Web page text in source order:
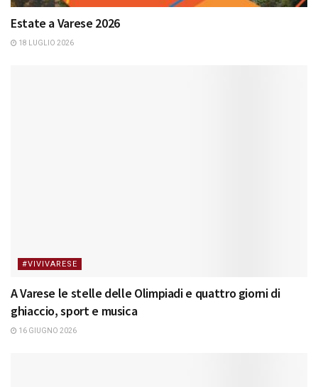
Estate a Varese 2026
18 LUGLIO 2026
#VIVIVARESE
A Varese le stelle delle Olimpiadi e quattro giorni di
ghiaccio, sport e musica
16 GIUGNO 2026